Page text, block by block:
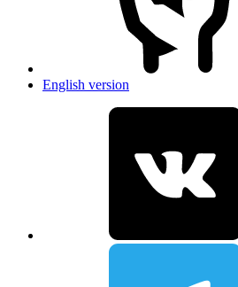
English version